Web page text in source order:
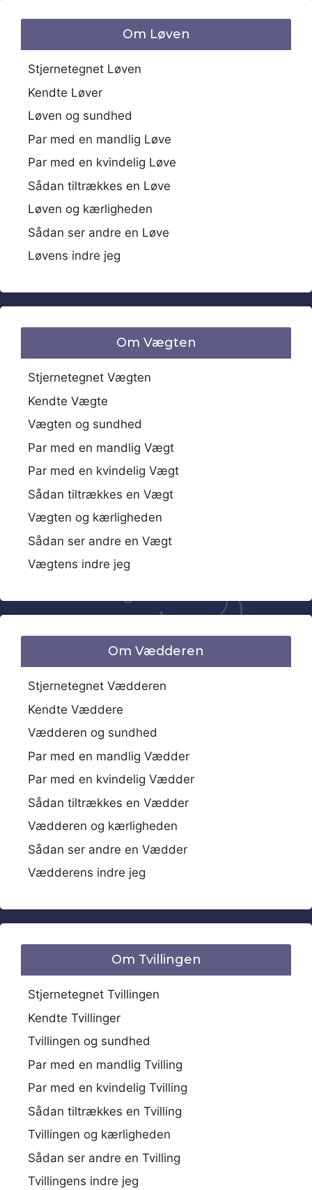
Om Løven
Stjernetegnet Løven
Kendte Løver
Løven og sundhed
Par med en mandlig Løve
Par med en kvindelig Løve
Sådan tiltrækkes en Løve
Løven og kærligheden
Sådan ser andre en Løve
Løvens indre jeg
Om Vægten
Stjernetegnet Vægten
Kendte Vægte
Vægten og sundhed
Par med en mandlig Vægt
Par med en kvindelig Vægt
Sådan tiltrækkes en Vægt
Vægten og kærligheden
Sådan ser andre en Vægt
Vægtens indre jeg
Om Vædderen
Stjernetegnet Vædderen
Kendte Væddere
Vædderen og sundhed
Par med en mandlig Vædder
Par med en kvindelig Vædder
Sådan tiltrækkes en Vædder
Vædderen og kærligheden
Sådan ser andre en Vædder
Vædderens indre jeg
Om Tvillingen
Stjernetegnet Tvillingen
Kendte Tvillinger
Tvillingen og sundhed
Par med en mandlig Tvilling
Par med en kvindelig Tvilling
Sådan tiltrækkes en Tvilling
Tvillingen og kærligheden
Sådan ser andre en Tvilling
Tvillingens indre jeg